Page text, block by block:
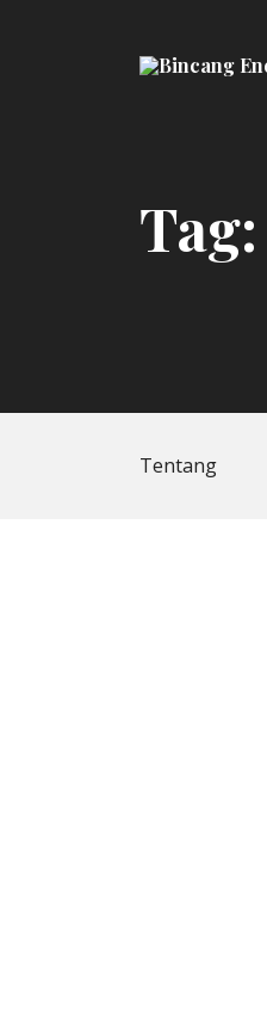
Tag:
Tentang